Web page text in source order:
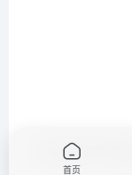
Copyright © 2026
首页